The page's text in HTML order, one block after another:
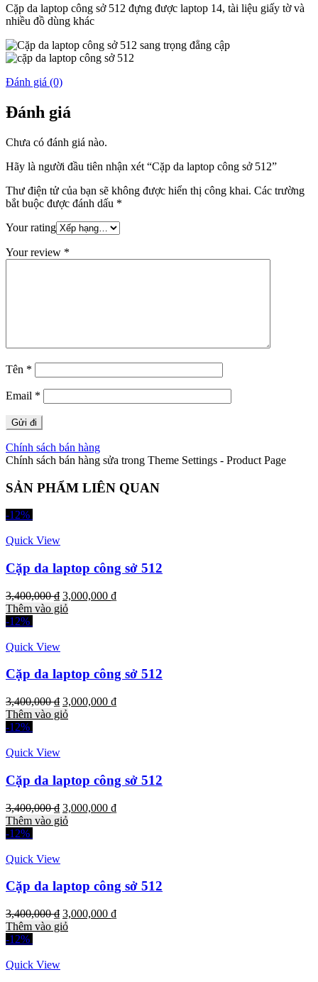
Cặp da laptop công sở 512 đựng được laptop 14, tài liệu giấy tờ và
nhiều đồ dùng khác
Đánh giá (0)
Đánh giá
Chưa có đánh giá nào.
Hãy là người đầu tiên nhận xét “Cặp da laptop công sở 512”
Thư điện tử của bạn sẽ không được hiển thị công khai. Các trường
bắt buộc được đánh dấu *
Your rating
Your review *
Tên *
Email *
Chính sách bán hàng
Chính sách bán hàng sửa trong Theme Settings - Product Page
SẢN PHẨM LIÊN QUAN
-12%
Quick View
Cặp da laptop công sở 512
3,400,000₫ 3,000,000 ₫
Thêm vào giỏ
-12%
Quick View
Cặp da laptop công sở 512
3,400,000₫ 3,000,000 ₫
Thêm vào giỏ
-12%
Quick View
Cặp da laptop công sở 512
3,400,000₫ 3,000,000 ₫
Thêm vào giỏ
-12%
Quick View
Cặp da laptop công sở 512
3,400,000₫ 3,000,000 ₫
Thêm vào giỏ
-12%
Quick View